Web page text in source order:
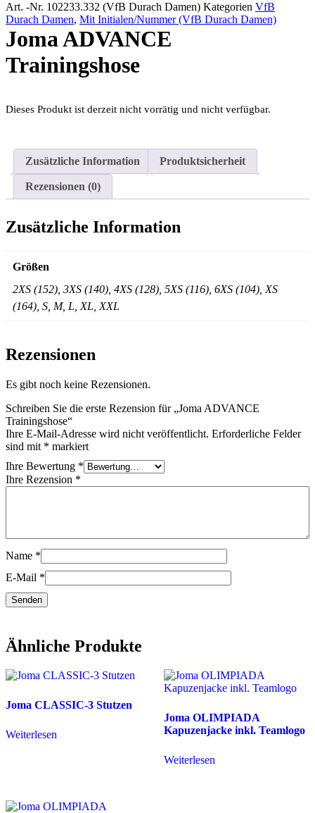
Art. -Nr. 102233.332 (VfB Durach Damen) Kategorien VfB
Durach Damen, Mit Initialen/Nummer (VfB Durach Damen)
Joma ADVANCE
Trainingshose
Dieses Produkt ist derzeit nicht vorrätig und nicht verfügbar.
Zusätzliche Information Produktsicherheit
Rezensionen (0)
Zusätzliche Information
Größen
2XS (152), 3XS (140), 4XS (128), 5XS (116), 6XS (104), XS
(164), S, M, L, XL, XXL
Rezensionen
Es gibt noch keine Rezensionen.
Schreiben Sie die erste Rezension für „Joma ADVANCE
Trainingshose“
Ihre E-Mail-Adresse wird nicht veröffentlicht. Erforderliche Felder
sind mit * markiert
Ihre Bewertung *
Ihre Rezension *
Name *
E-Mail *
Ähnliche Produkte
Joma CLASSIC-3 Stutzen
Weiterlesen
Joma OLIMPIADA
Kapuzenjacke inkl. Teamlogo
Weiterlesen